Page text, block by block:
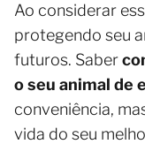
Ao considerar
protegendo seu
futuros. Saber
o seu animal de
conveniência,
vida do seu